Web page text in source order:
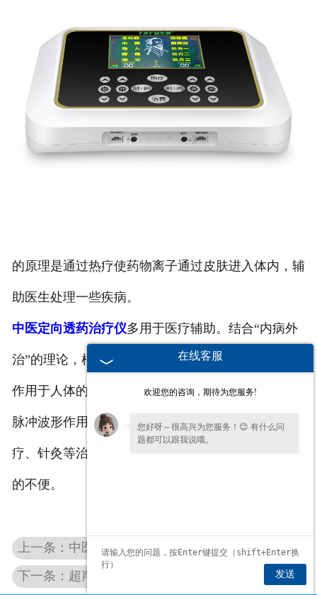
的原理是通过热疗使药物离子通过皮肤进入体内，辅
助医生处理一些疾病。
中医定向透药治疗仪多用于医疗辅助。结合“内病外
治”的理论，根据人体的不同情况，调整不同的脉冲
作用于人体的不同部位。比如腰酸腿痛风湿等。通过
脉冲波形作用于人体的特定穴位，同时叠加一些热
疗、针灸等治疗，缓解病情给我们的生活和工作带来
的不便。
上一条：中医定向透药治疗仪的技术参数
下一条：超声电导透药仪具备的产品优势
在线客服
欢迎您的咨询，期待为您服务!
您好呀～很高兴为您服务！😊 有什么问
题都可以跟我说哦。
发送